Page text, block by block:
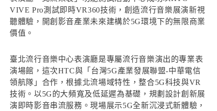
VIVE Pro測試即時VR360技術，創造流行音樂展演新視
聽體驗，開創影音產業未來建構於5G環境下的無限商業
價值。
臺北流行音樂中心表演廳是專屬流行音樂演出的專業表
演場館，這次HTC與「台灣5G產業發展聯盟-中華電信
領航隊」合作，根據北流場域特性，整合5G科技與VR
技術。以5G的大頻寬及低延遲為基礎，規劃設計創新展
演即時影音串流服務。現場展示5G全新沉浸式新體驗，